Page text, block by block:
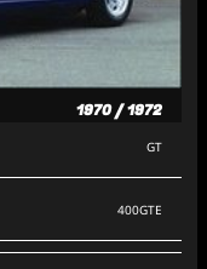
1970 / 1972
GT
400GTE